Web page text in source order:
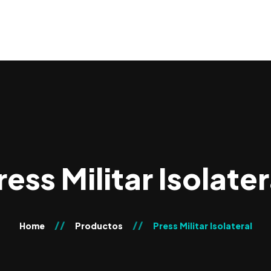
Militar
Home Productos Press Militar Isolateral